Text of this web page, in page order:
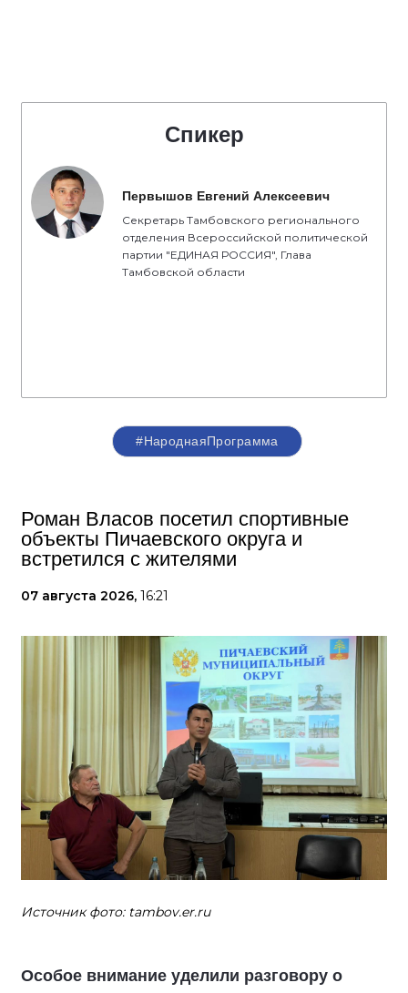
Спикер
Первышов Евгений Алексеевич
Секретарь Тамбовского регионального
отделения Всероссийской политической
партии "ЕДИНАЯ РОССИЯ", Глава
Тамбовской области
#НароднаяПрограмма
Роман Власов посетил спортивные
объекты Пичаевского округа и
встретился с жителями
07 августа 2026, 16:21
Источник фото: tambov.er.ru
Особое внимание уделили разговору о